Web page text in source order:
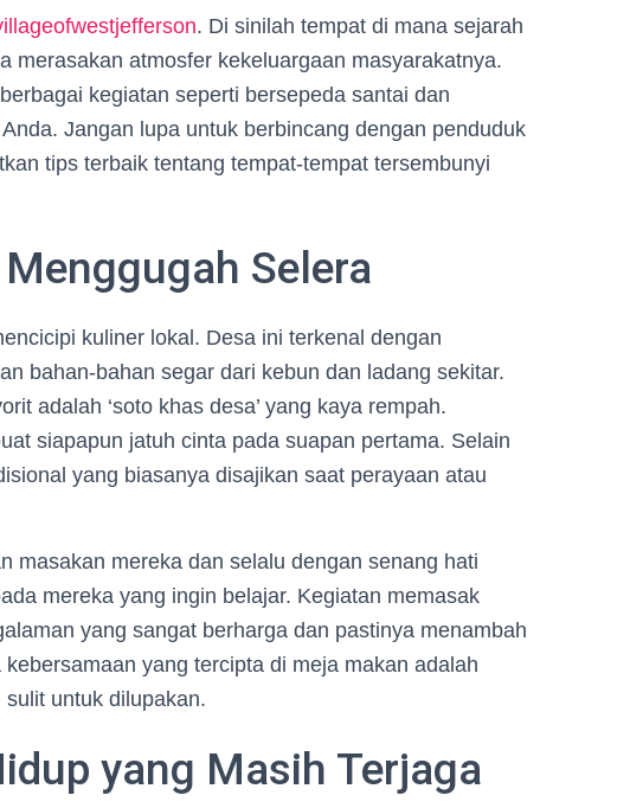
. Di sinilah tempat di mana sejarah
merasakan atmosfer kekeluargaan masyarakatnya.
kegiatan seperti bersepeda santai dan
Jangan lupa untuk berbincang dengan penduduk
tips terbaik tentang tempat-tempat tersembunyi
Selera
kuliner lokal. Desa ini terkenal dengan
bahan-bahan segar dari kebun dan ladang sekitar.
adalah ‘soto khas desa’ yang kaya rempah.
siapapun jatuh cinta pada suapan pertama. Selain
yang biasanya disajikan saat perayaan atau
masakan mereka dan selalu dengan senang hati
mereka yang ingin belajar. Kegiatan memasak
yang sangat berharga dan pastinya menambah
yang tercipta di meja makan adalah
untuk dilupakan.
yang Masih Terjaga